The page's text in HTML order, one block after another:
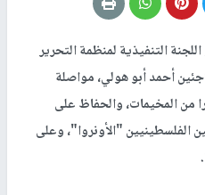
الوكالة في قلقيلية